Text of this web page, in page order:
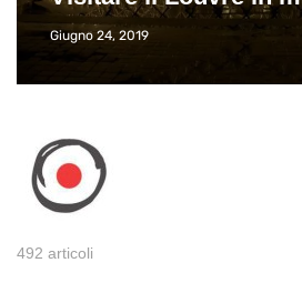
Giugno 24, 2019
492 articoli